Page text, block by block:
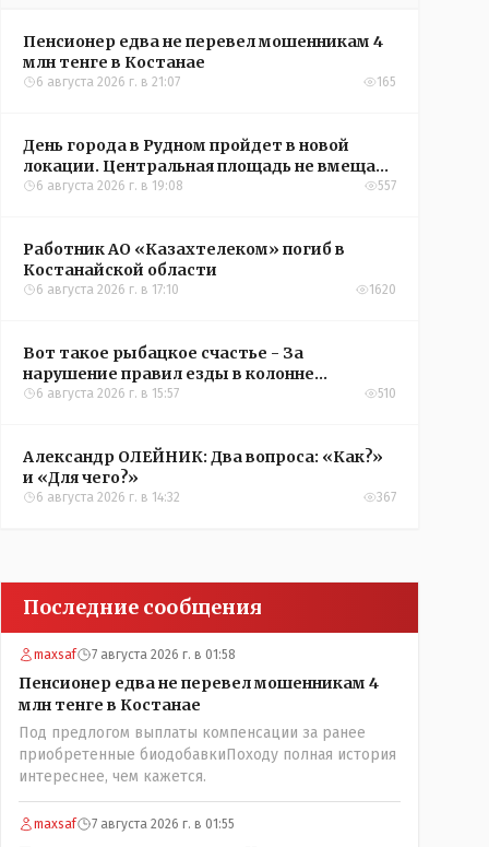
Пенсионер едва не перевел мошенникам 4
млн тенге в Костанае
6 августа 2026 г. в 21:07 165
День города в Рудном пройдет в новой
локации. Центральная площадь не вмещает
всех желающих
6 августа 2026 г. в 19:08 557
Работник АО «Казахтелеком» погиб в
Костанайской области
6 августа 2026 г. в 17:10 1620
Вот такое рыбацкое счастье - За
нарушение правил езды в колонне
оштрафовали участников соревнований в
6 августа 2026 г. в 15:57 510
Александр ОЛЕЙНИК: Два вопроса: «Как?»
и «Для чего?»
6 августа 2026 г. в 14:32 367
Последние сообщения
maxsaf 7 августа 2026 г. в 01:58
Пенсионер едва не перевел мошенникам 4
млн тенге в Костанае
Под предлогом выплаты компенсации за ранее
приобретенные биодобавкиПоходу полная история
интереснее, чем кажется.
maxsaf 7 августа 2026 г. в 01:55